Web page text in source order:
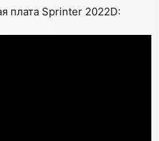
плата Sprinter 2022D: